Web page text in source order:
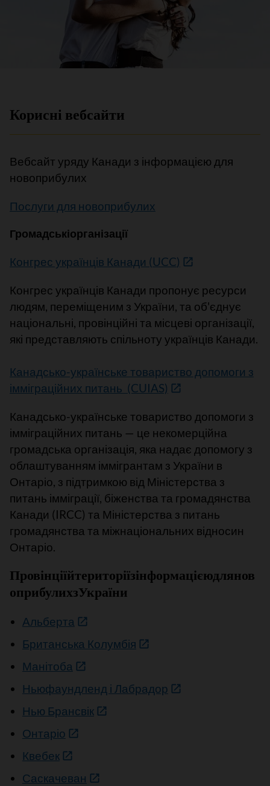
Корисні вебсайти
Вебсайт уряду Канади з інформацією для
новоприбулих
Послуги для новоприбулих
Громадськіорганізації
Конгрес українців Канади (UCC)
Конгрес українців Канади пропонує ресурси
людям, переміщеним з України, та об'єднує
національні, провінційні та місцеві організації,
які представляють спільноту українців Канади.
Канадсько-українське товариство допомоги з
імміграційних питань (CUIAS)
Канадсько-українське товариство допомоги з
імміграційних питань — це некомерційна
громадська організація, яка надає допомогу з
облаштуванням іммігрантам з України в
Онтаріо, з підтримкою від Міністерства з
питань імміграції, біженства та громадянства
Канади (IRCC) та Міністерства з питань
громадянства та міжнаціональних відносин
Онтаріо.
Провінціїйтериторіїзінформацієюдлянов
оприбулихзУкраїни
Альберта
Британська Колумбія
Манітоба
Ньюфаундленд і Лабрадор
Нью Брансвік
Онтаріо
Квебек
Саскачеван